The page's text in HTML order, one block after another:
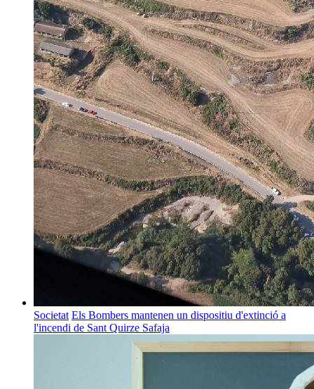
Societat Els Bombers mantenen un dispositiu d'extinció a
l'incendi de Sant Quirze Safaja